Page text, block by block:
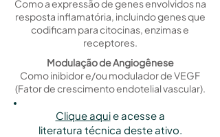
Como a expressão de genes envolvidos na
resposta inflamatória, incluindo genes que
codificam para citocinas, enzimas e
receptores.
Modulação de Angiogênese
Como inibidor e/ou modulador de VEGF
(Fator de crescimento endotelial vascular).
Clique aquie acesse a
literatura técnica deste ativo.